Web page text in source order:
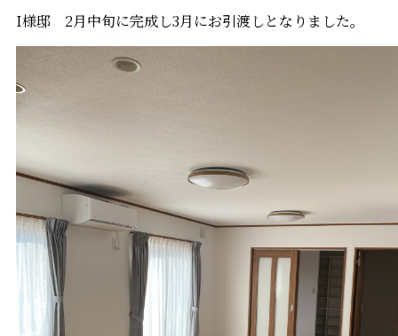
I様邸 2月中旬に完成し3月にお引渡しとなりました。